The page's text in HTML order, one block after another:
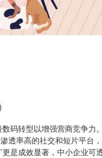
码转型以增强营商竞争力
透率高的社交和短片平台
是成效显著，中小企业可